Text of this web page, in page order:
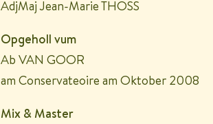
AdjMaj Jean-Marie THOSS
Opgeholl vum
Ab VAN GOOR
am Conservateoire am Oktober 2008
Mix & Master